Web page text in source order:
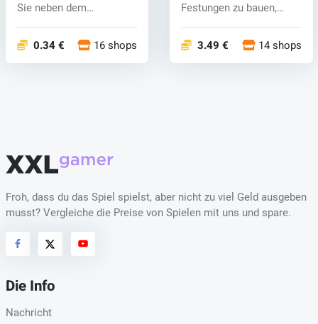
Sie neben dem
0.34 € 16 shops
Festungen zu bauen,
3.49 € 14 shops
Froh, dass du das Spiel spielst, aber nicht zu viel Geld ausgeben
musst? Vergleiche die Preise von Spielen mit uns und spare.
Die Info
Nachricht